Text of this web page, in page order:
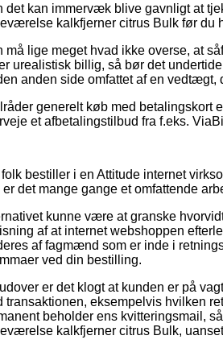
det kan immervæk blive gavnligt at
kalkfjerner citrus Bulk før du
må lige meget hvad ikke overse, at
urealistisk billig, så bør det
anden side omfattet af en vedtægt,
generelt køb med betalingskort
et afbetalingstilbud fra f.eks.
folk bestiller i en Attitude internet
er det mange gange et omfattende
kunne være at granske
af at internet webshoppen
af fagmænd som er inde i
ved din bestilling.
er det klogt at kunden er på
transaktionen, eksempelvis hvilken
beholder ens kvitteringsmail,
kalkfjerner citrus Bulk,